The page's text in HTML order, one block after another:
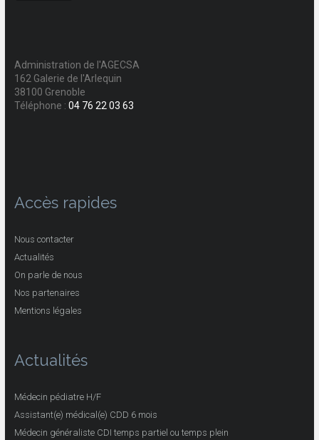
Administration de l'AGECSA
162 Galerie de l'Arlequin
38100 Grenoble
Téléphone : 04 76 22 03 63
Accès rapides
Nous contacter
Actualités
On parle de nous
Nos partenaires
Mentions légales
Actualités
Médecin pédiatre H/F
Assistant(e) médical(e) CDD 6 mois
Médecin généraliste CDI temps partiel ou temps plein